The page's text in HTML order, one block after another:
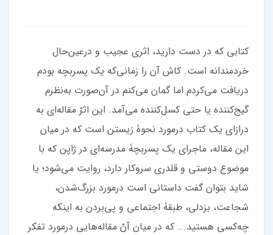
کتابی که در دست دارید، اثری عجیب و درعین‌حال
خردمندانه است. کاش آن را زمانی‌که یک پسربچه بودم
دریافت می‌کردم اما گمان می‌کنم در آن‌صورت به‌نظرم
گیج‌کننده یا حتی کسل‌کننده می‌آمد. این اثرْ مقاله‌ای به
درازای یک کتاب درمورد نحوۀ زیستن است که در میان
این مقاله، ماجرای یک پسربچۀ مدرسه‌ای در ژاپن که با
موضوع دوستی و قلدری سروکار دارد، روایت می‌شود؛ یا
شاید بتوان گفت داستانی است درمورد بزرگ‌شدن،
شجاعت، بزدلی، طبقۀ اجتماعی و پی‌بردن به اینکه
چه‌کسی هستید... که در میان آنْ مقاله‌هایی درمورد تفکر